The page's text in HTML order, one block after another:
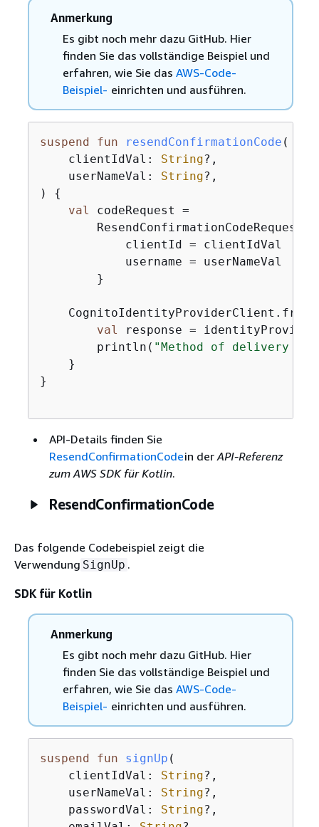
Anmerkung
Es gibt noch mehr dazu GitHub. Hier
finden Sie das vollständige Beispiel und
erfahren, wie Sie das AWS-Code-
Beispiel- einrichten und ausführen.
suspend fun resendConfirmationCode (
    clientIdVal:
String?,
    userNameVal:
String?,
)
{
val
codeRequest =
        ResendConfirmationCodeRequest
            clientId = clientIdVal
            username = userNameVal
        }
val
response =
        println(
"Method of delivery is
    }
}
API-Details finden Sie
ResendConfirmationCodein derAPI-Referenz
zum AWS SDK für Kotlin.
ResendConfirmationCode
Das folgende Codebeispiel zeigt die
Verwendung SignUp .
SDK für Kotlin
Anmerkung
Es gibt noch mehr dazu GitHub. Hier
finden Sie das vollständige Beispiel und
erfahren, wie Sie das AWS-Code-
Beispiel- einrichten und ausführen.
suspend fun signUp (
    clientIdVal:
String?,
    userNameVal:
String?,
    passwordVal:
String?,